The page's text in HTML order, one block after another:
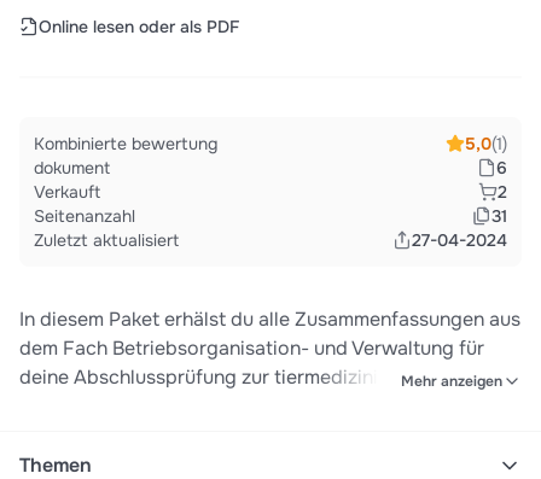
Online lesen oder als PDF
Kombinierte bewertung 5,0(1)
dokument
6
Verkauft
2
Seitenanzahl
31
Zuletzt aktualisiert
27-04-2024
In diesem Paket erhälst du alle Zusammenfassungen aus
dem Fach Betriebsorganisation- und Verwaltung für
deine Abschlussprüfung zur tiermedizinischen
unter Suchanfrage: TFA Abschlussprüfung 2024- BoV
Mehr anzeigen
Themen